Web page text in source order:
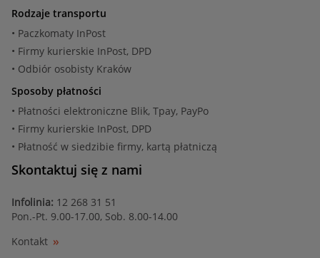
Rodzaje transportu
• Paczkomaty InPost
• Firmy kurierskie InPost, DPD
• Odbiór osobisty Kraków
Sposoby płatności
• Płatności elektroniczne Blik, Tpay, PayPo
• Firmy kurierskie InPost, DPD
• Płatność w siedzibie firmy, kartą płatniczą
Skontaktuj się z nami
Infolinia: 12 268 31 51
Pon.-Pt. 9.00-17.00, Sob. 8.00-14.00
Kontakt